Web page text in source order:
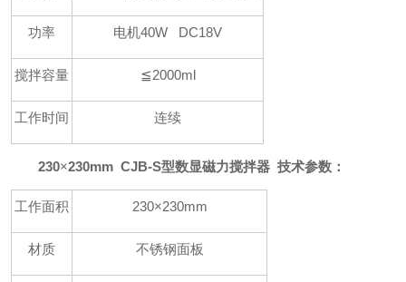
功率 电机40W DC18V
搅拌容量 ≦2000ml
工作时间 连续
230×230mm CJB-S型数显磁力搅拌器 技术参数：
工作面积 230×230mm
材质 不锈钢面板